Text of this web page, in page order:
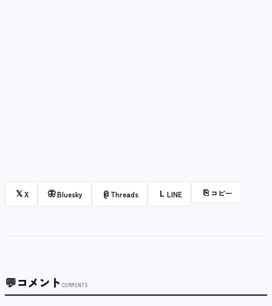
𝕏X 🦋Bluesky @ Threads L LINE ⎘ コピー
💬コメント COMMENTS